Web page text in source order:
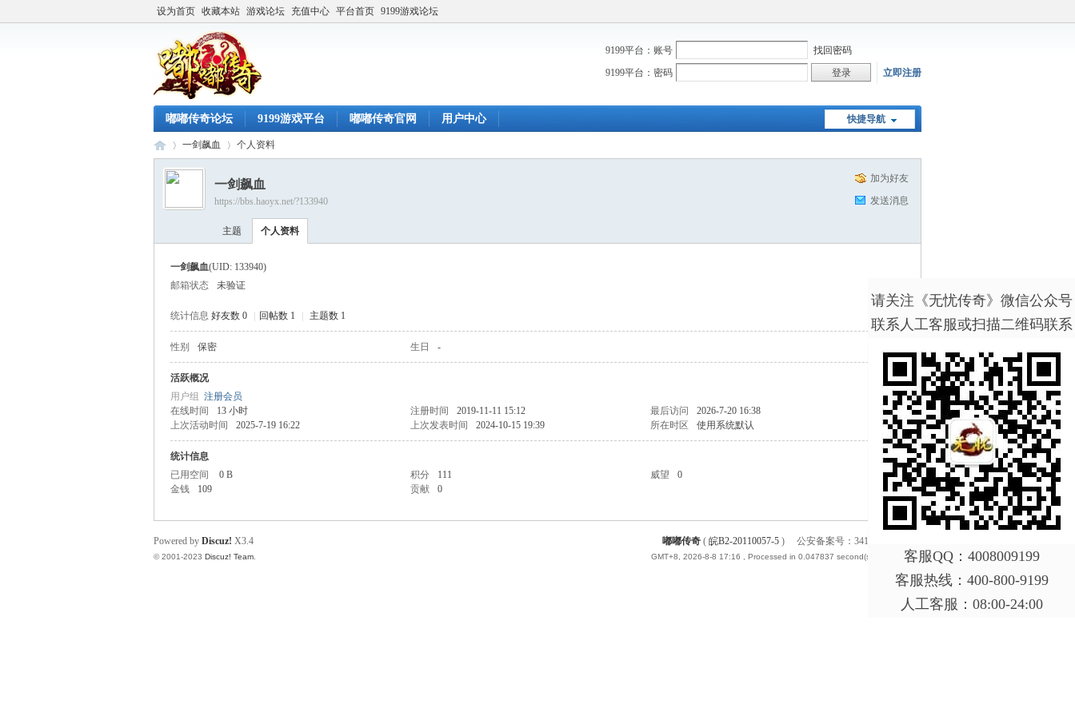
设为首页 收藏本站 游戏论坛 充值中心 平台首页 9199游戏论坛
9199平台：账号
找回密码
9199平台：密码
立即注册
快捷导航
嘟嘟传奇论坛 9199游戏平台 嘟嘟传奇官网 用户中心
›
一剑飙血 个人资料
加为好友
发送消息
一剑飙血
https://bbs.haoyx.net/?133940
主题 个人资料
一剑飙血(UID: 133940)
邮箱状态
未验证
统计信息 好友数 0 回帖数 1 主题数 1
性别 保密 生日 -
活跃概况
用户组 注册会员
在线时间
13 小时 注册时间 2019-11-11 15:12 最后访问
2026-7-20 16:38
上次活动时间
2025-7-19 16:22 上次发表时间 2024-10-15 19:39 所在时区 使用系统默认
统计信息
已用空间
0 B 积分 111 威望
0
金钱
109 贡献 0
嘟嘟传奇 ( 皖B2-20110057-5 ) 公安备案号：34110202000264
GMT+8, 2026-8-8 17:16 , Processed in 0.047837 second(s), 23 queries .
Powered by Discuz! X3.4
© 2001-2023 Discuz! Team
请关注《无忧传奇》微信公众号
联系人工客服或扫描二维码联系
客服QQ：4008009199
客服热线：400-800-9199
人工客服：08:00-24:00